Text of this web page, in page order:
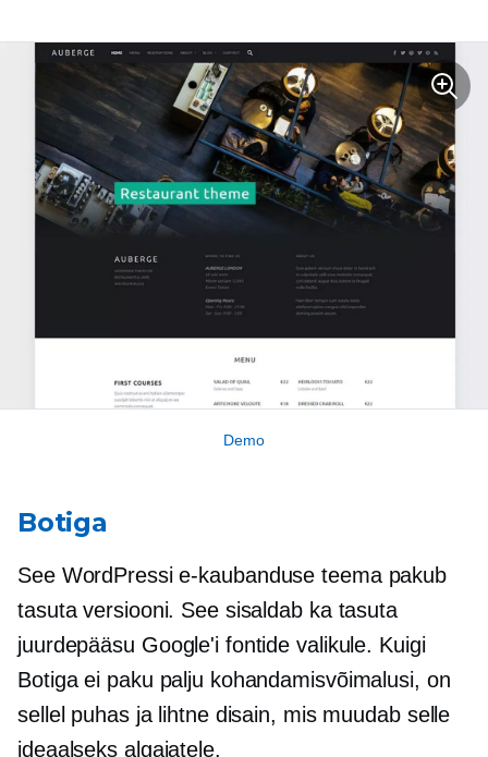
Demo
Botiga
See WordPressi e-kaubanduse teema pakub
tasuta versiooni. See sisaldab ka tasuta
juurdepääsu Google'i fontide valikule. Kuigi
Botiga ei paku palju kohandamisvõimalusi, on
sellel puhas ja lihtne disain, mis muudab selle
ideaalseks algajatele.